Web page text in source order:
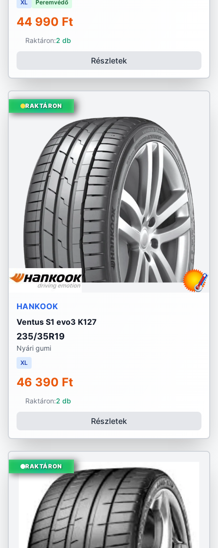
XL Peremvédő
44 990 Ft
Raktáron:2 db
Részletek
RAKTÁRON
HANKOOK
Ventus S1 evo3 K127
235/35R19
Nyári gumi
XL
46 390 Ft
Raktáron:2 db
Részletek
RAKTÁRON